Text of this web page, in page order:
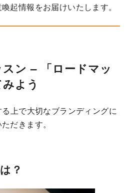
起情報をお届けいたします。
ン – 「ロードマッ
よう
上で大切なブランディングに
だきます。
？